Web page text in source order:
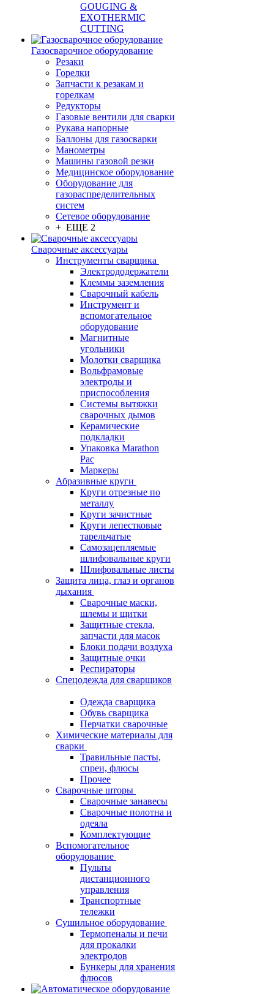
GOUGING &
EXOTHERMIC
CUTTING
Газосварочное оборудование
Резаки
Горелки
Запчасти к резакам и
горелкам
Редукторы
Газовые вентили для сварки
Рукава напорные
Баллоны для газосварки
Манометры
Машины газовой резки
Медицинское оборудование
Оборудование для
газораспределительных
систем
Сетевое оборудование
+ ЕЩЕ 2
Сварочные аксессуары
Инструменты сварщика
Электрододержатели
Клеммы заземления
Сварочный кабель
Инструмент и
вспомогательное
оборудование
Магнитные
угольники
Молотки сварщика
Вольфрамовые
электроды и
приспособления
Системы вытяжки
сварочных дымов
Керамические
подкладки
Упаковка Marathon
Pac
Маркеры
Абразивные круги
Круги отрезные по
металлу
Круги зачистные
Круги лепестковые
тарельчатые
Самозацепляемые
шлифовальные круги
Шлифовальные листы
Защита лица, глаз и органов
дыхания
Сварочные маски,
шлемы и щитки
Защитные стекла,
запчасти для масок
Блоки подачи воздуха
Защитные очки
Респираторы
Спецодежда для сварщиков
Одежда сварщика
Обувь сварщика
Перчатки сварочные
Химические материалы для
сварки
Травильные пасты,
спреи, флюсы
Прочее
Сварочные шторы
Сварочные занавесы
Сварочные полотна и
одеяла
Комплектующие
Вспомогательное
оборудование
Пульты
дистанционного
управления
Транспортные
тележки
Сушильное оборудование
Термопеналы и печи
для прокалки
электродов
Бункеры для хранения
флюсов